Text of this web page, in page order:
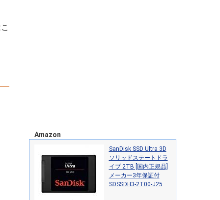
Amazon
SanDisk SSD Ultra 3D
ソリッドステートドラ
イブ 2TB [国内正規品]
メーカー3年保証付
SDSSDH3-2T00-J25